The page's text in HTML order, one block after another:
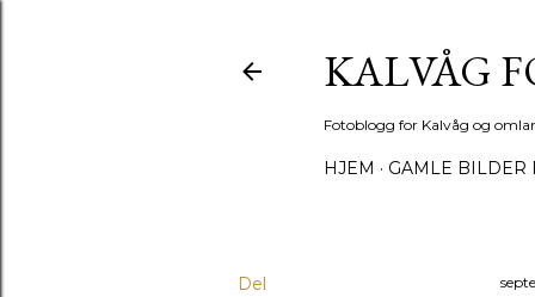
KALVÅG
Fotoblogg for Kalvåg og
HJEM GAMLE BILDER
Del